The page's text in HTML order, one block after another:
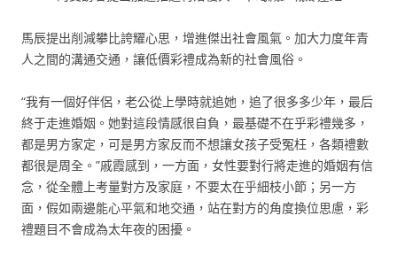
馬辰提出削減攀比誇耀心思，增進傑出社會風氣。加大力度年青
人之間的溝通交通，讓低價彩禮成為新的社會風俗。
“我有一個好伴侶，老公從上學時就追她，追了很多多少年，最后
終于走進婚姻。她對這段情感很自負，最基礎不在乎彩禮幾多，
都是男方家定，可是男方家反而不想讓女孩子受冤枉，各類禮數
都很是周全。”戚霞感到，一方面，女性要對行將走進的婚姻有信
念，從全體上考量對方及家庭，不要太在乎細枝小節；另一方
面，假如兩邊能心平氣和地交通，站在對方的角度換位思慮，彩
禮題目不會成為太年夜的困擾。